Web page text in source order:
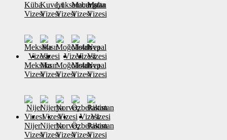
Küba
Vizesi
Kuveyt
Vizesi
Lüksemburg
Vizesi
Macaristan
Vizesi
Malta
Vizesi
Meksika
Vizesi
Mısır
Vizesi
Moğolistan
Vizesi
Moldova
Vizesi
Nepal
Vizesi
Nijer
Vizesi
Nijerya
Vizesi
Norveç
Vizesi
Özbekistan
Vizesi
Pakistan
Vizesi